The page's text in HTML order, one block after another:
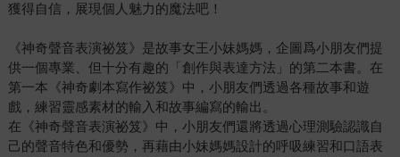
獲得自信，展現個人魅力的魔法吧！
《神奇聲音表演祕笈》是故事女王小妹媽媽，企圖爲小朋友們提
供一個專業、但十分有趣的「創作與表達方法」的第二本書。在
第一本《神奇劇本寫作祕笈》中，小朋友們透過各種故事和遊
戲，練習靈感素材的輸入和故事編寫的輸出。
在《神奇聲音表演祕笈》中，小朋友們還將透過心理測驗認識自
己的聲音特色和優勢，再藉由小妹媽媽設計的呼吸練習和口語表